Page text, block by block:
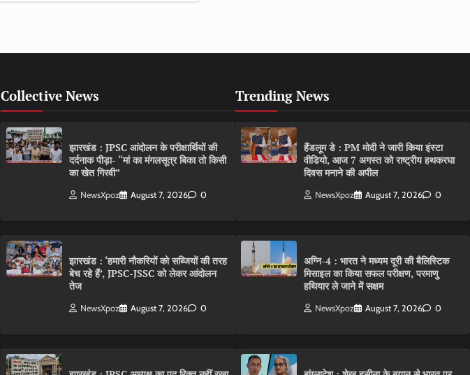
Collective News
झारखंड : JPSC आंदोलन के परीक्षार्थियों की
दर्दनाक पीड़ा- “मां का मंगलसूत्र बिका तो किसी
का खेत गिरवी”
NewsXpoz August 7, 2026 0
झारखंड : ‘हमारी नौकरियों को सब्जियों की तरह
बेच रहे हैं’, JPSC-JSSC को लेकर आंदोलन
तेज
NewsXpoz August 7, 2026 0
Trending News
हैंडलूम डे : PM मोदी ने जारी किया इंस्टा
वीडियो, आज 7 अगस्त को राष्ट्रीय हथकरघा
दिवस मनाने की अपील
NewsXpoz August 7, 2026 0
अग्नि-4 : भारत ने मध्यम दूरी की बैलिस्टिक
मिसाइल का किया सफल परीक्षण, परमाणु
हथियार ले जाने में सक्षम
NewsXpoz August 7, 2026 0